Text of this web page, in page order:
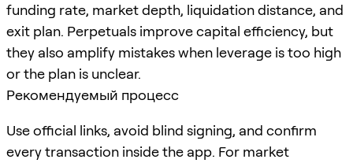
funding rate, market depth, liquidation distance, and
exit plan. Perpetuals improve capital efficiency, but
they also amplify mistakes when leverage is too high
or the plan is unclear.
Рекомендуемый процесс
Use official links, avoid blind signing, and confirm
every transaction inside the app. For market